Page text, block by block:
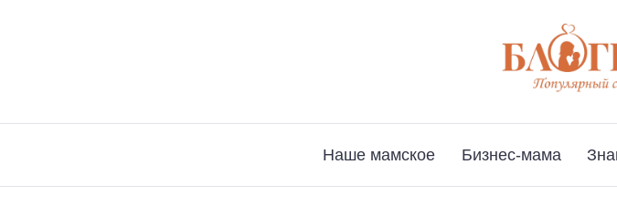
Наше мамское Бизнес-мама